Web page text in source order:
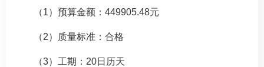
（1）预算金额：449905.48元
（2）质量标准：合格
（3）工期：20日历天